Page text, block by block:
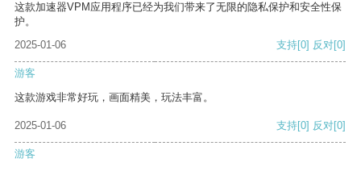
这款加速器VPM应用程序已经为我们带来了无限的隐私保护和安全性保
护。
2025-01-06
支持[0] 反对[0]
游客
这款游戏非常好玩，画面精美，玩法丰富。
2025-01-06 支持[0] 反对[0]
游客